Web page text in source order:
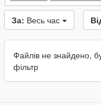
За: Весь час
Файлів не знайдено,
фільтр